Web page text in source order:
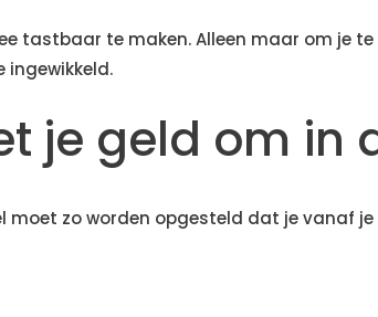
tastbaar te maken. Alleen maar om je
ingewikkeld.
je geld om in
moet zo worden opgesteld dat je vanaf